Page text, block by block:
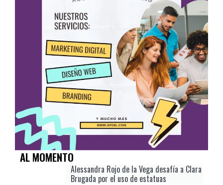
AL MOMENTO
Alessandra Rojo de la Vega desafía a Clara
Brugada por el uso de estatuas